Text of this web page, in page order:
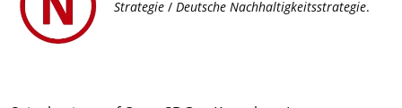
Strategie / Deutsche Nachhaltigkeitsstrategie.